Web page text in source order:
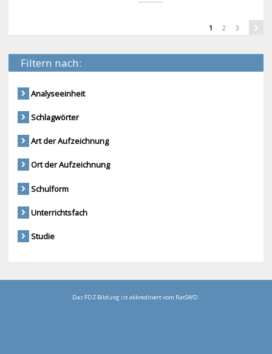
1 23
Filtern nach:
Analyseeinheit
Schlagwörter
Art der Aufzeichnung
Ort der Aufzeichnung
Schulform
Unterrichtsfach
Studie
Das FDZ Bildung ist akkreditiert vom RatSWD.